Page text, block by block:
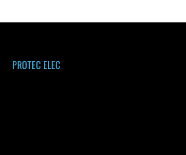
PROTEC ELEC